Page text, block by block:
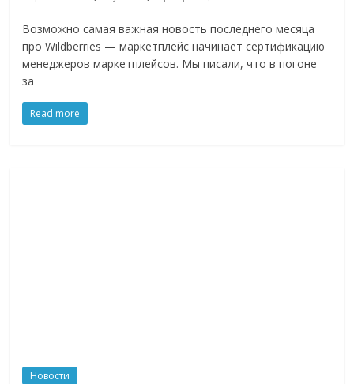
Возможно самая важная новость последнего месяца
про Wildberries — маркетплейс начинает сертификацию
менеджеров маркетплейсов. Мы писали, что в погоне
за
Read more
Новости